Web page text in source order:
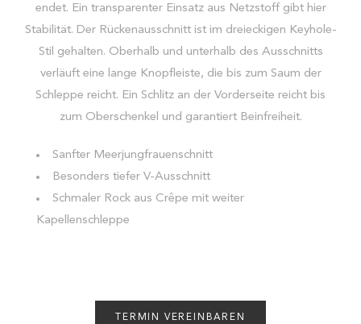
endet. Ein transparenter Einsatz aus Netzstoff gibt hier
Stabilität. Der Rückenausschnitt ist im dreieckigen Keyhole-
Stil gehalten. Oberhalb und unterhalb des Ausschnitts
verläuft eine lange Knopfleiste, die bis zum Saum der
Schleppe reicht. Ein Schlitz an der Vorderseite reicht bis
zum Oberschenkel und garantiert Beinfreiheit.
Sanfter Meerjungfrauenschnitt
Besonders tiefer V-Ausschnitt
Schmaler Rock aus Crêpe mit weiter
Kapellenschleppe
TERMIN VEREINBAREN